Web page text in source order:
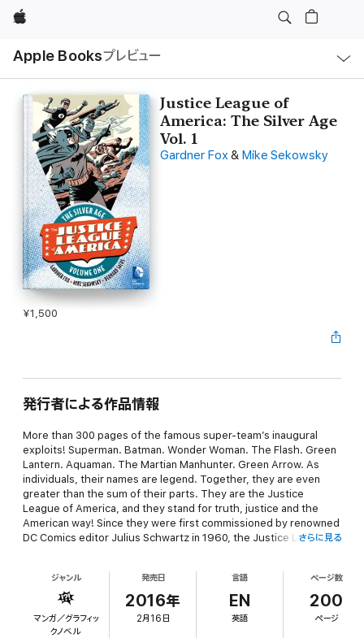
Apple
Apple Booksプレビュー
ル
Justice League of
America: The Silver Age
Vol. 1
Gardner Fox & Mike Sekowsky
¥1,500
発行者による作品情報
More than 300 pages of the famous super-team’s inaugural
exploits! Superman. Batman. Wonder Woman. The Flash. Green
Lantern. Aquaman. The Martian Manhunter. Green Arrow. As
individuals, their names are legend. Together, they are even
greater than the sum of their parts. They are the Justice
League of America, and they stand for truth, justice and the
American way! Since they were first commissioned by renowned
DC Comics editor Julius Schwartz in 1960, the Justice League
JUSTICE LEAGUE OF AMERICA #1-8 and MYSTERY IN SPACE #75,
and includes the classic tales “Doom of the Star Diamond,” “The
Slave Ship of Space” and “Starro the Conqueror!”
さらに見る
ジャンル
マンガ／グラフィッ
クノベル
発売日
2016年
2月16日
言語
EN
英語
ページ数
200
ページ